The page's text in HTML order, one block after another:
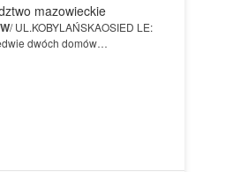
mazowieckie
/ UL.KOBYLAŃSKAOSIED LE:
dwóch domów